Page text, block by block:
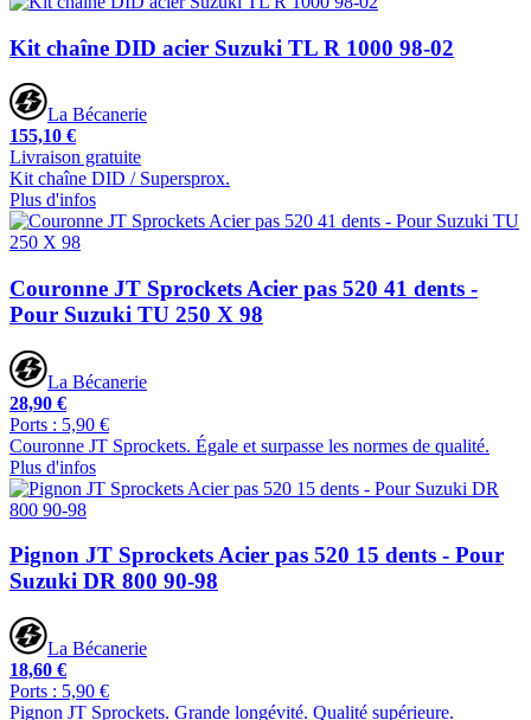
Kit chaîne DID acier Suzuki TL R 1000 98-02
La Bécanerie
155,10 €
Livraison gratuite
Kit chaîne DID / Supersprox.
Plus d'infos
Couronne JT Sprockets Acier pas 520 41 dents -
Pour Suzuki TU 250 X 98
La Bécanerie
28,90 €
Ports : 5,90 €
Couronne JT Sprockets. Égale et surpasse les normes de qualité.
Plus d'infos
Pignon JT Sprockets Acier pas 520 15 dents - Pour
Suzuki DR 800 90-98
La Bécanerie
18,60 €
Ports : 5,90 €
Pignon JT Sprockets. Grande longévité. Qualité supérieure.